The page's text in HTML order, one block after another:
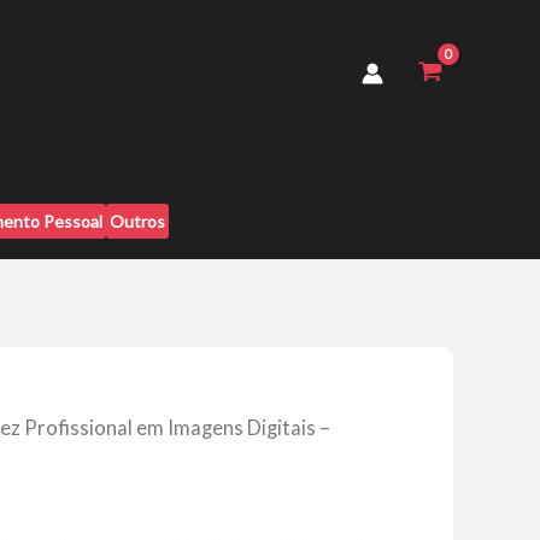
Pessoal Outros
Profissional em Imagens Digitais –